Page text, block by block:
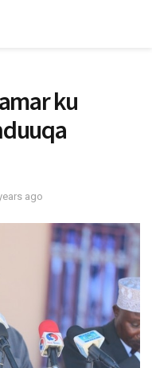
ku
ago